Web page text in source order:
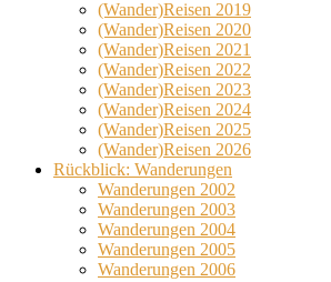
(Wander)Reisen 2019
(Wander)Reisen 2020
(Wander)Reisen 2021
(Wander)Reisen 2022
(Wander)Reisen 2023
(Wander)Reisen 2024
(Wander)Reisen 2025
(Wander)Reisen 2026
Rückblick: Wanderungen
Wanderungen 2002
Wanderungen 2003
Wanderungen 2004
Wanderungen 2005
Wanderungen 2006